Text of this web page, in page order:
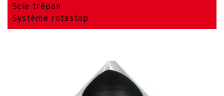
Scie trépan
Système rotastop